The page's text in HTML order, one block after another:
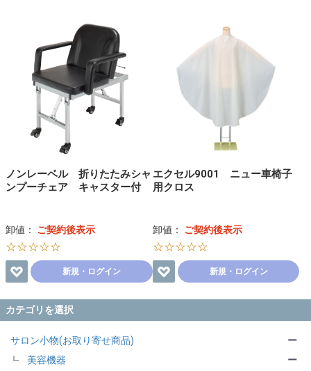
カテゴリを選択
サロン小物(お取り寄せ商品)
美容機器
ー
ー
ノンレーベル 折りたたみシャ
ンプーチェア キャスター付
卸値： ご契約後表示
☆☆☆☆☆
新規・ログイン
エクセル9001 ニュー車椅子
用クロス
卸値： ご契約後表示
☆☆☆☆☆
新規・ログイン